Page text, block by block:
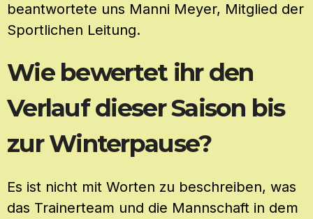
beantwortete uns Manni Meyer, Mitglied der
Sportlichen Leitung.
Wie bewertet ihr den
Verlauf dieser Saison bis
zur Winterpause?
Es ist nicht mit Worten zu beschreiben, was
das Trainerteam und die Mannschaft in dem